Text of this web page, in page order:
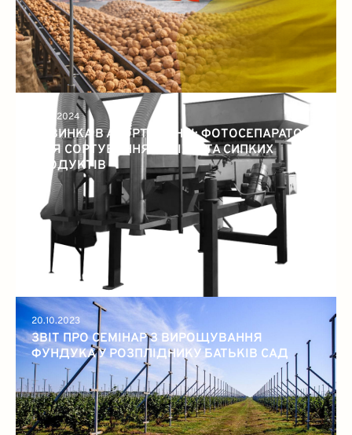
15.05.2024
НОВИНКА В АСОРТИМЕНТІ: ФОТОСЕПАРАТОР
ДЛЯ СОРТУВАННЯ ГОРІХІВ ТА СИПКИХ
ПРОДУКТІВ
20.10.2023
ЗВІТ ПРО СЕМІНАР З ВИРОЩУВАННЯ
ФУНДУКА У РОЗПЛІДНИКУ БАТЬКІВ САД